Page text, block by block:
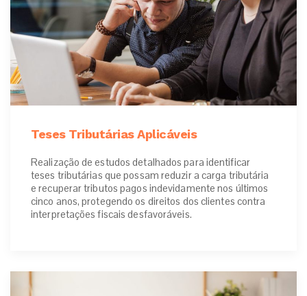
Teses Tributárias Aplicáveis
Realização de estudos detalhados para identificar
teses tributárias que possam reduzir a carga tributária
e recuperar tributos pagos indevidamente nos últimos
cinco anos, protegendo os direitos dos clientes contra
interpretações fiscais desfavoráveis.